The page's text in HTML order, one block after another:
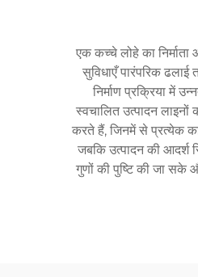
एक कच्चे लोहे का
सुविधाएँ पारंपरिक
निर्माण प्रक्रिया में
स्वचालित उत्पादन
करते हैं, जिनमें से प्रत्येक
जबकि उत्पादन की आदर्श
गुणों की पुष्टि की जा सके